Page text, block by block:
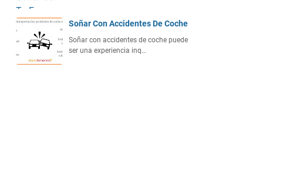
Soñar Con Accidentes De Coche
Soñar con accidentes de coche puede
ser una experiencia inq…